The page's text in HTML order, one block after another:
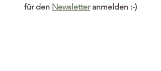
für den Newsletter anmelden :-)